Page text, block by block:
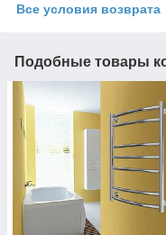
Все условия возврата
Подобные товары